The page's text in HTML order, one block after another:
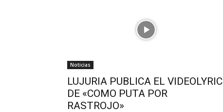
Noticias
LUJURIA PUBLICA EL VIDEOLYRIC
DE «COMO PUTA POR
RASTROJO»